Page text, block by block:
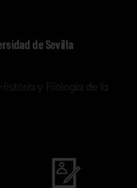
de Sevilla
y Filología de la